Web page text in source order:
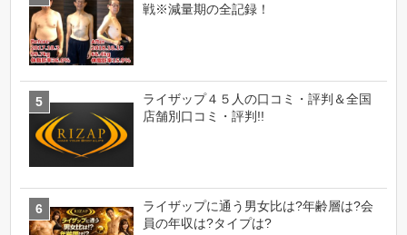
戦※減量期の全記録！
ライザップ４５人の口コミ・評判＆全国
店舗別口コミ・評判!!
ライザップに通う男女比は?年齢層は?会
員の年収は?タイプは?